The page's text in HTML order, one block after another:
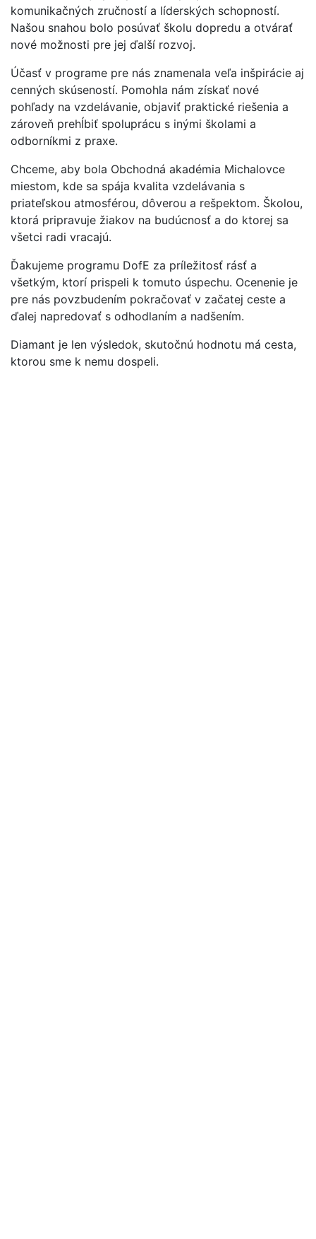
komunikačných zručností a líderských schopností.
Našou snahou bolo posúvať školu dopredu a otvárať
nové možnosti pre jej ďalší rozvoj.
Účasť v programe pre nás znamenala veľa inšpirácie aj
cenných skúseností. Pomohla nám získať nové
pohľady na vzdelávanie, objaviť praktické riešenia a
zároveň prehĺbiť spoluprácu s inými školami a
odborníkmi z praxe.
Chceme, aby bola Obchodná akadémia Michalovce
miestom, kde sa spája kvalita vzdelávania s
priateľskou atmosférou, dôverou a rešpektom. Školou,
ktorá pripravuje žiakov na budúcnosť a do ktorej sa
všetci radi vracajú.
Ďakujeme programu DofE za príležitosť rásť a
všetkým, ktorí prispeli k tomuto úspechu. Ocenenie je
pre nás povzbudením pokračovať v začatej ceste a
ďalej napredovať s odhodlaním a nadšením.
Diamant je len výsledok, skutočnú hodnotu má cesta,
ktorou sme k nemu dospeli.